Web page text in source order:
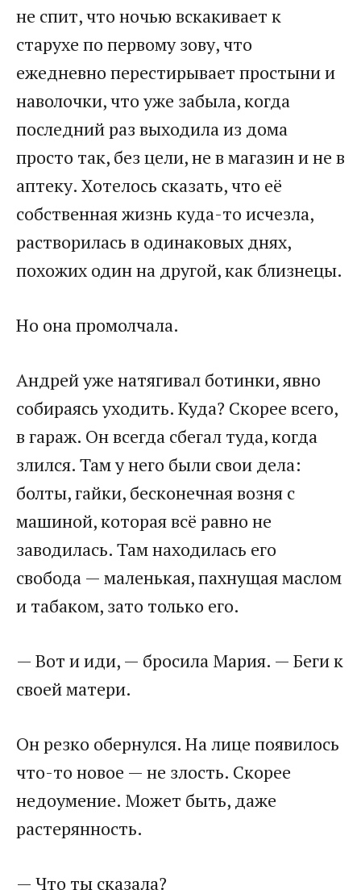
не спит, что ночью вскакивает к
старухе по первому зову, что
ежедневно перестирывает простыни и
наволочки, что уже забыла, когда
последний раз выходила из дома
просто так, без цели, не в магазин и не в
аптеку. Хотелось сказать, что её
собственная жизнь куда-то исчезла,
растворилась в одинаковых днях,
похожих один на другой, как близнецы.
Но она промолчала.
Андрей уже натягивал ботинки, явно
собираясь уходить. Куда? Скорее всего,
в гараж. Он всегда сбегал туда, когда
злился. Там у него были свои дела:
болты, гайки, бесконечная возня с
машиной, которая всё равно не
заводилась. Там находилась его
свобода — маленькая, пахнущая маслом
и табаком, зато только его.
— Вот и иди, — бросила Мария. — Беги к
своей матери.
Он резко обернулся. На лице появилось
что-то новое — не злость. Скорее
недоумение. Может быть, даже
растерянность.
— Что ты сказала?